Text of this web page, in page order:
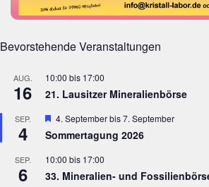
Bevorstehende Veranstaltungen
AUG.
16
10:00 bis 17:00
21. Lausitzer Mineralienbörse
SEP.
4
Hervorgehoben
4. Septemberbis7. September
Sommertagung 2026
SEP.
6
10:00 bis 17:00
33. Mineralien- und